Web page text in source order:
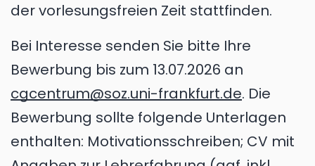
der vorlesungsfreien Zeit stattfinden.
Bei Interesse senden Sie bitte Ihre
Bewerbung bis zum 13.07.2026 an
cgcentrum@soz.uni-frankfurt.de. Die
Bewerbung sollte folgende Unterlagen
enthalten: Motivationsschreiben; CV mit